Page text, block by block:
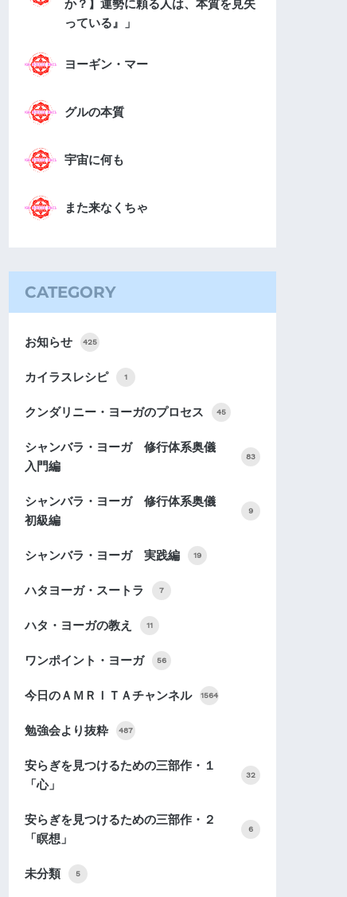
か？】運勢に頼る人は、本質を見失
っている』」
ヨーギン・マー
グルの本質
宇宙に何も
また来なくちゃ
CATEGORY
お知らせ 425
カイラスレシピ 1
クンダリニー・ヨーガのプロセス 45
シャンバラ・ヨーガ 修行体系奥儀
入門編
83
シャンバラ・ヨーガ 修行体系奥儀
初級編
9
シャンバラ・ヨーガ 実践編 19
ハタヨーガ・スートラ 7
ハタ・ヨーガの教え 11
ワンポイント・ヨーガ 56
今日のＡＭＲＩＴＡチャンネル 1564
勉強会より抜粋 487
安らぎを見つけるための三部作・１
「心」
32
安らぎを見つけるための三部作・２
「瞑想」
6
未分類 5